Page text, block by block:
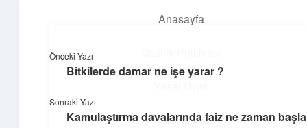
Anasayfa
Hakkımızda
Pratik Çözüm Rehberi
Hayatını kolaylaştıran zekice fikirler!
Önceki Yazı
Bitkilerde damar ne işe yarar ?
Sonraki Yazı
Kamulaştırma davalarında faiz ne zaman